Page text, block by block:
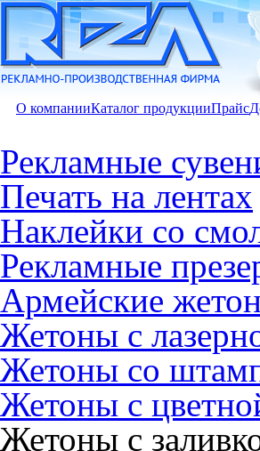
О компанииКаталог продукцииПрайс
Рекламные
Печать на лентах
Наклейки со
Рекламные
Армейские
Жетоны с
Жетоны со
Жетоны с
Жетоны с